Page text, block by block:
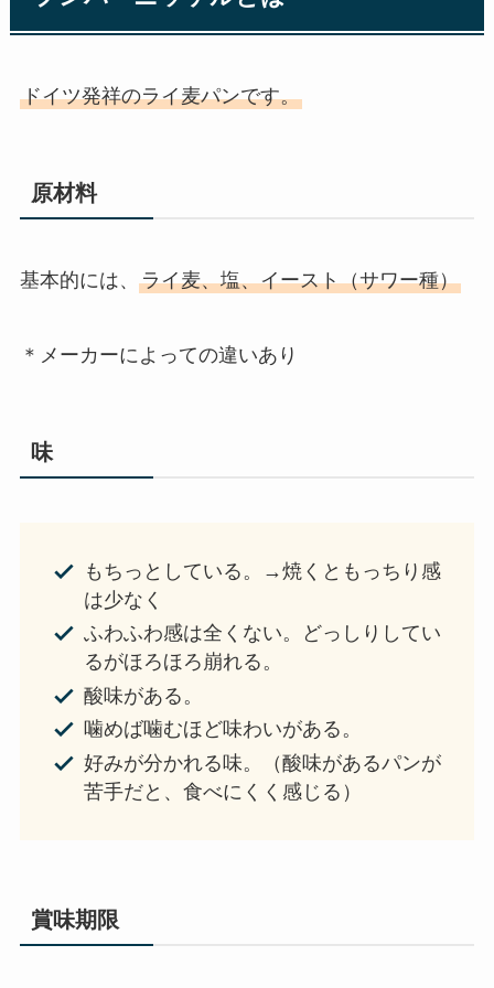
ドイツ発祥のライ麦パンです。
原材料
基本的には、 ライ麦、塩、イースト（サワー種）
＊メーカーによっての違いあり
味
もちっとしている。→焼くともっちり感
は少なく
ふわふわ感は全くない。どっしりしてい
るがほろほろ崩れる。
酸味がある。
噛めば噛むほど味わいがある。
好みが分かれる味。（酸味があるパンが
苦手だと、食べにくく感じる）
賞味期限